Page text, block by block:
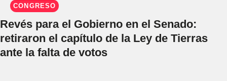
CONGRESO
Revés para el Gobierno en el Senado:
retiraron el capítulo de la Ley de Tierras
ante la falta de votos